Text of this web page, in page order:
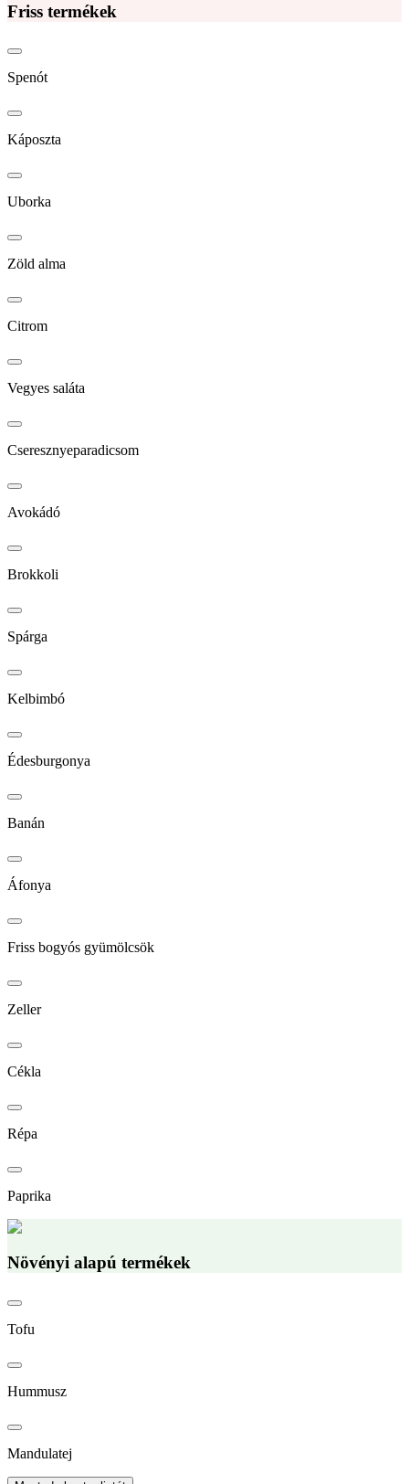
Friss termékek
Spenót
Káposzta
Uborka
Zöld alma
Citrom
Vegyes saláta
Cseresznyeparadicsom
Avokádó
Brokkoli
Spárga
Kelbimbó
Édesburgonya
Banán
Áfonya
Friss bogyós gyümölcsök
Zeller
Cékla
Répa
Paprika
Növényi alapú termékek
Tofu
Hummusz
Mandulatej